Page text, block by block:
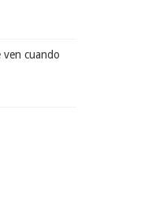
ven cuando